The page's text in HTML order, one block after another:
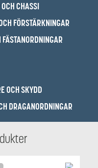
CHASSI
FÖRSTÄRKNINGAR
OCH SKYDD
DRAGANORDNINGAR